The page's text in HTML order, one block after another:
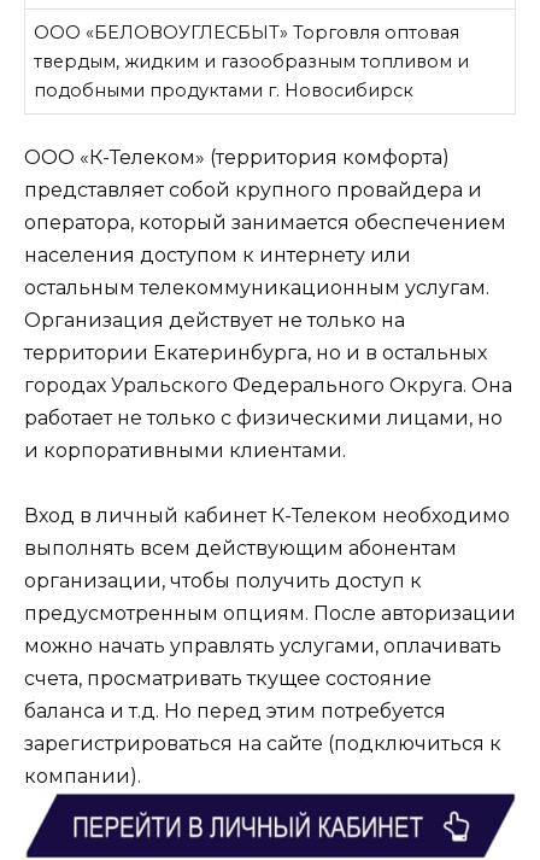
ООО «БЕЛОВОУГЛЕСБЫТ» Торговля оптовая
твердым, жидким и газообразным топливом и
подобными продуктами г. Новосибирск
ООО «К-Телеком» (территория комфорта)
представляет собой крупного провайдера и
оператора, который занимается обеспечением
населения доступом к интернету или
остальным телекоммуникационным услугам.
Организация действует не только на
территории Екатеринбурга, но и в остальных
городах Уральского Федерального Округа. Она
работает не только с физическими лицами, но
и корпоративными клиентами.
Вход в личный кабинет К-Телеком необходимо
выполнять всем действующим абонентам
организации, чтобы получить доступ к
предусмотренным опциям. После авторизации
можно начать управлять услугами, оплачивать
счета, просматривать ткущее состояние
баланса и т.д. Но перед этим потребуется
зарегистрироваться на сайте (подключиться к
компании).